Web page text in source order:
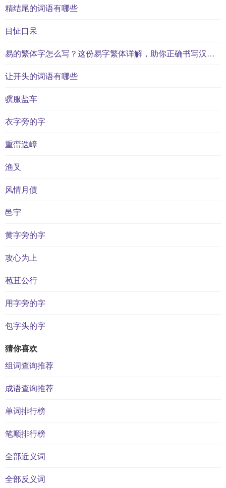
精结尾的词语有哪些
目怔口呆
易的繁体字怎么写？这份易字繁体详解，助你正确书写汉字_汉字繁体学习
让开头的词语有哪些
骥服盐车
衣字旁的字
重峦迭嶂
渔叉
风情月债
邑宇
黄字旁的字
攻心为上
苞苴公行
用字旁的字
包字头的字
猜你喜欢
组词查询推荐
成语查询推荐
单词排行榜
笔顺排行榜
全部近义词
全部反义词